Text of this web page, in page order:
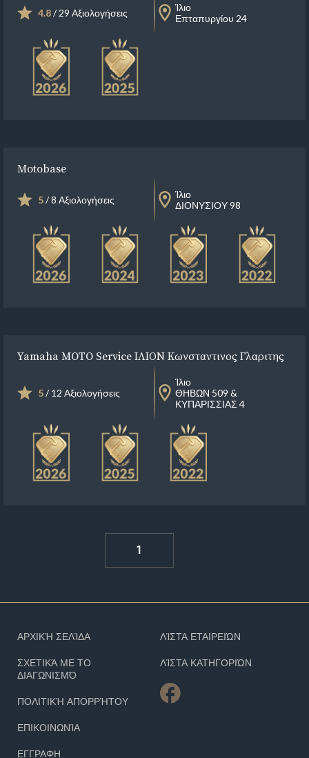
4.8/ 29 Αξιολογήσεις
Ίλιο
Επταπυργίου 24
Motobase
5/ 8 Αξιολογήσεις
Ίλιο
ΔΙΟΝΥΣΙΟΥ 98
Yamaha MOTO Service ΙΛΙΟΝ Κωνσταντινος Γλαριτης
5/ 12 Αξιολογήσεις
Ίλιο
ΘΗΒΩΝ 509 &
ΚΥΠΑΡΙΣΣΙΑΣ 4
1
ΑΡΧΙΚΉ ΣΕΛΊΔΑ
ΣΧΕΤΙΚΆ ΜΕ ΤΟ
ΔΙΑΓΩΝΙΣΜΌ
ΠΟΛΙΤΙΚΉ ΑΠΟΡΡΉΤΟΥ
ΕΠΙΚΟΙΝΩΝΊΑ
ΕΓΓΡΑΦΗ
ΛΊΣΤΑ ΕΤΑΙΡΕΙΏΝ
ΛΊΣΤΑ ΚΑΤΗΓΟΡΙΏΝ